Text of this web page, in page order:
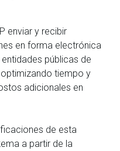
enviar y recibir
en forma electrónica
públicas de
optimizando tiempo y
adicionales en
de esta
a partir de la